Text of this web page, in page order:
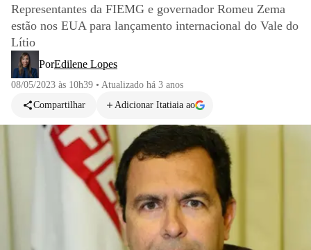
Representantes da FIEMG e governador Romeu Zema
estão nos EUA para lançamento internacional do Vale do
Lítio
PorEdilene Lopes
08/05/2023 às 10h39 • Atualizado há 3 anos
Compartilhar
Adicionar Itatiaia ao